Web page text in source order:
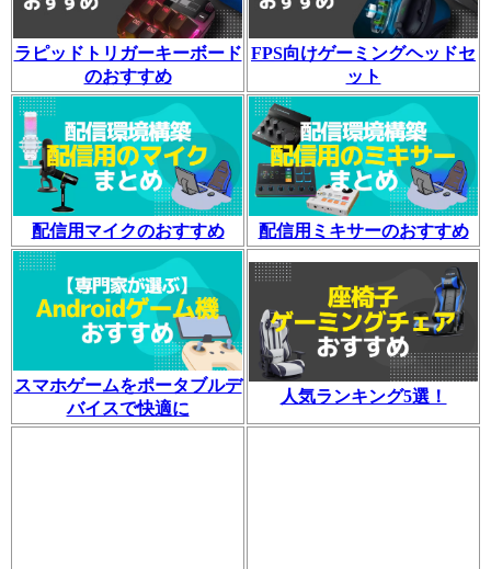
ラピッドトリガーキーボード
のおすすめ
FPS向けゲーミングヘッドセ
ット
配信用マイクのおすすめ 配信用ミキサーのおすすめ
スマホゲームをポータブルデ
バイスで快適に
人気ランキング5選！